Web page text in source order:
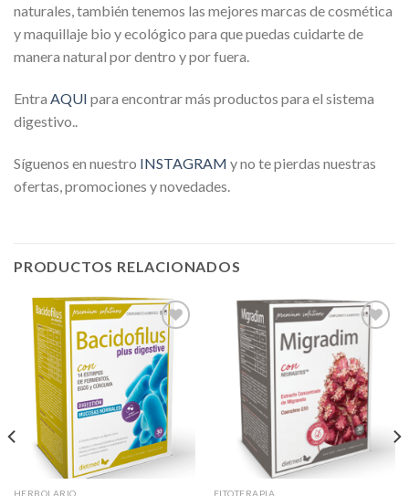
naturales, también tenemos las mejores marcas de cosmética
y maquillaje bio y ecológico para que puedas cuidarte de
manera natural por dentro y por fuera.
Entra AQUI para encontrar más productos para el sistema
digestivo..
Síguenos en nuestro INSTAGRAM y no te pierdas nuestras
ofertas, promociones y novedades.
PRODUCTOS RELACIONADOS
Añadir
a la
lista de
deseos
HERBOLARIO
Añadir
a la
lista de
deseos
FITOTERAPIA